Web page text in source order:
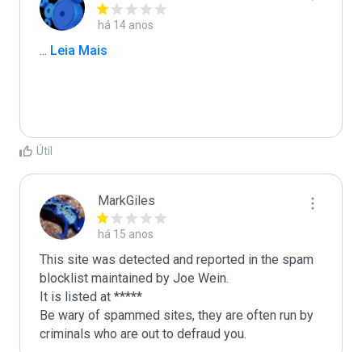
há 14 anos
... Leia Mais
Útil
MarkGiles
há 15 anos
This site was detected and reported in the spam
blocklist maintained by Joe Wein.
It is listed at *****
Be wary of spammed sites, they are often run by
criminals who are out to defraud you.